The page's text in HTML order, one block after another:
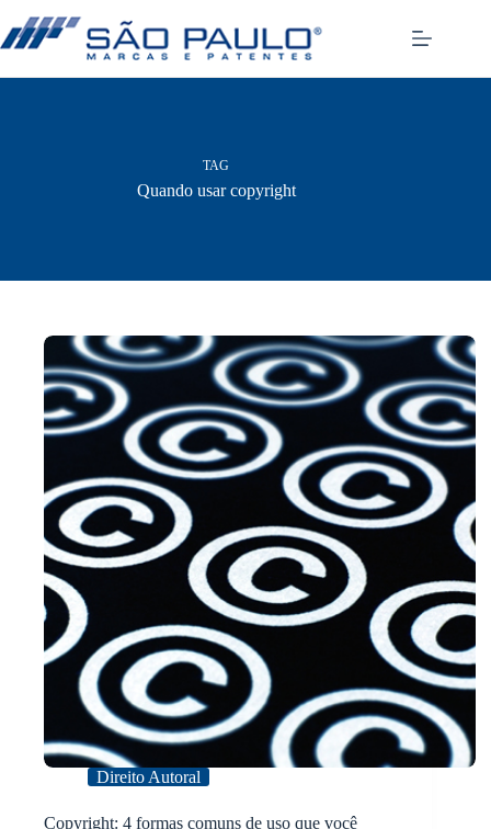
para
o
TAG
Quando usar copyright
Direito Autoral
Copyright: 4 formas comuns de uso que você